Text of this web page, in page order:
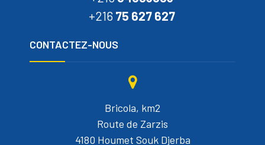
+216 75 627 627
CONTACTEZ-NOUS
Bricola, km2
Route de Zarzis
4180 Houmet Souk Djerba